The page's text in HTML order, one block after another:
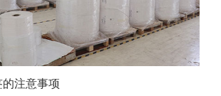
注意事项